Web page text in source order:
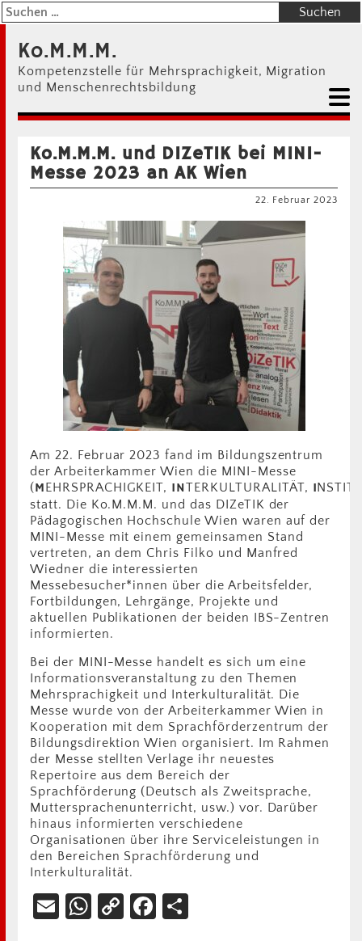
Ko.M.M.M.
Kompetenzstelle für Mehrsprachigkeit, Migration
und Menschenrechtsbildung
Ko.M.M.M. und DIZeTIK bei MINI-
Messe 2023 an AK Wien
22. Februar 2023
Am 22. Februar 2023 fand im Bildungszentrum
der Arbeiterkammer Wien die MINI-Messe
(MEHRSPRACHIGKEIT, INTERKULTURALITÄT, I
statt. Die Ko.M.M.M. und das DIZeTIK der
Pädagogischen Hochschule Wien waren auf der
MINI-Messe mit einem gemeinsamen Stand
vertreten, an dem Chris Filko und Manfred
Wiedner die interessierten
Messebesucher*innen über die Arbeitsfelder,
Fortbildungen, Lehrgänge, Projekte und
aktuellen Publikationen der beiden IBS-Zentren
informierten.
Bei der MINI-Messe handelt es sich um eine
Informationsveranstaltung zu den Themen
Mehrsprachigkeit und Interkulturalität. Die
Messe wurde von der Arbeiterkammer Wien in
Kooperation mit dem Sprachförderzentrum der
Bildungsdirektion Wien organisiert. Im Rahmen
der Messe stellten Verlage ihr neuestes
Repertoire aus dem Bereich der
Sprachförderung (Deutsch als Zweitsprache,
Muttersprachenunterricht, usw.) vor. Darüber
hinaus informierten verschiedene
Organisationen über ihre Serviceleistungen in
den Bereichen Sprachförderung und
Interkulturalität.
EmailWhatsApp
CopyFacebook